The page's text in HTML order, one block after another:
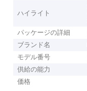
ハイライト
パッケージの詳細
ブランド名
モデル番号
供給の能力
価格